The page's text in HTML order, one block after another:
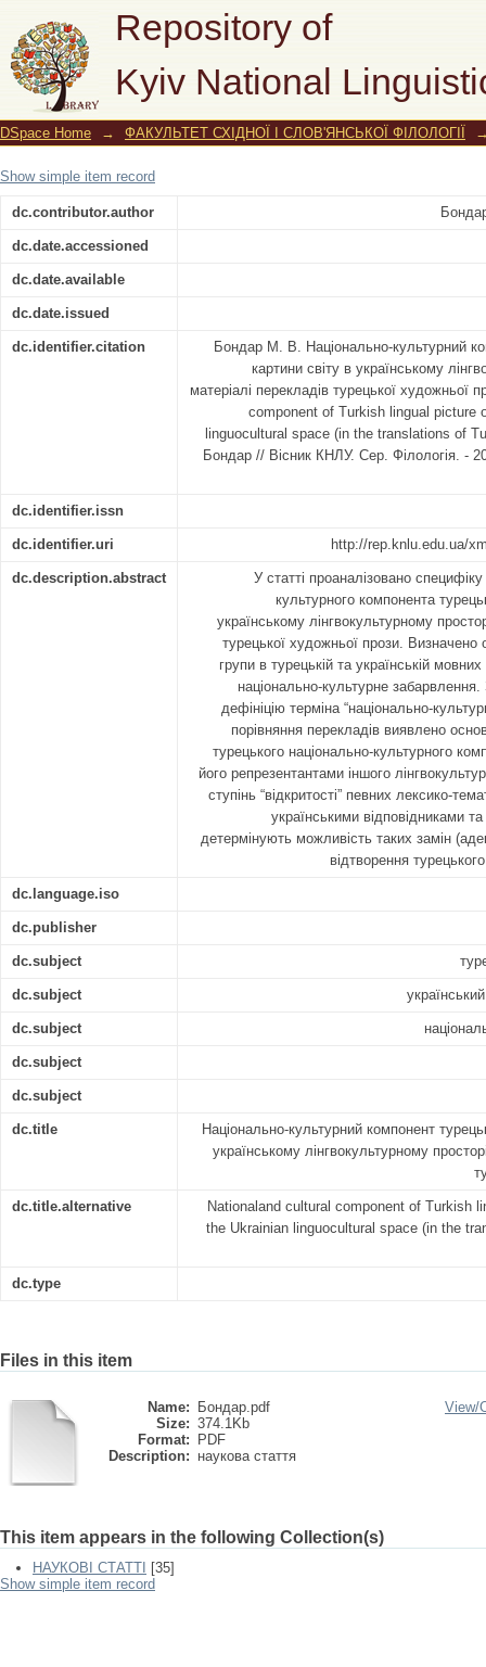
Repository of
Kyiv National
Національно-культурний
українському лінгвокультурному
художньої прози)
DSpace Home → ФАКУЛЬТЕТ СХІДНОЇ І СЛОВ'ЯНСЬКОЇ ФІЛОЛОГІЇ
Show simple item record
dc.contributor.author
dc.date.accessioned
dc.date.available
dc.date.issued
dc.identifier.citation
Бондар М. В. Національно-культурний
картини світу в українському
матеріалі перекладів турецької художньої
component of Turkish lingual picture
linguocultural space (in the translations of
Бондар // Вісник КНЛУ. Сер. Філологія. -
dc.identifier.issn
dc.identifier.uri http://rep.knlu.edu.ua/
dc.description.abstract
У статті проаналізовано
культурного компонента
українському лінгвокультурному
турецької художньої прози. Визначено
групи в турецькій та українській
національно-культурне
дефініцію терміна “національно-
порівняння перекладів виявлено
турецького національно-культурного
його репрезентантами іншого
ступінь “відкритості” певних лексико-
українськими відповідниками
детермінують можливість таких замін
відтворення
dc.language.iso
dc.publisher
dc.subject
dc.subject
dc.subject
dc.subject
dc.subject
dc.title
Національно-культурний компонент
українському лінгвокультурному
dc.title.alternative
Nationaland cultural component of Turkish
the Ukrainian linguocultural space (in the
dc.type
Files in this item
Name:
Бондар.pdf
Size: 374.1Kb
Format:
PDF
Description: наукова стаття
View/
This item appears in the following Collection(s)
НАУКОВІ СТАТТІ
[35]
Show simple item record